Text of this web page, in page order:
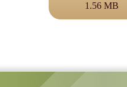
1.56 MB